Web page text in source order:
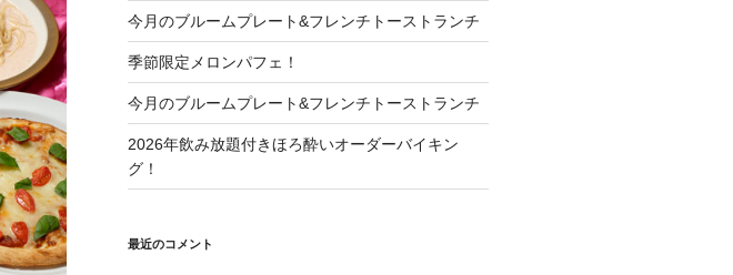
今月のブルームプレート&フレンチトーストランチ
季節限定メロンパフェ！
今月のブルームプレート&フレンチトーストランチ
2026年飲み放題付きほろ酔いオーダーバイキン
グ！
最近のコメント